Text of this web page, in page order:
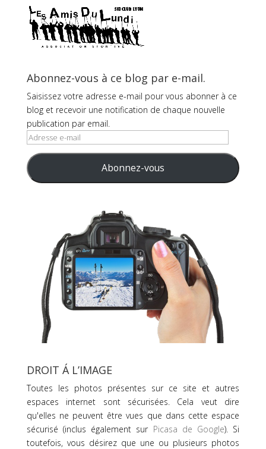
Abonnez-vous à ce blog par e-mail.
Saisissez votre adresse e-mail pour vous abonner à ce
blog et recevoir une notification de chaque nouvelle
publication par email.
Adresse
mail
Abonnez-vous
DROIT Á L’IMAGE
Toutes les photos présentes sur ce site et autres
espaces internet sont sécurisées. Cela veut dire
qu'elles ne peuvent être vues que dans cette espace
sécurisé (inclus également sur Picasa de Google). Si
toutefois, vous désirez que une ou plusieurs photos